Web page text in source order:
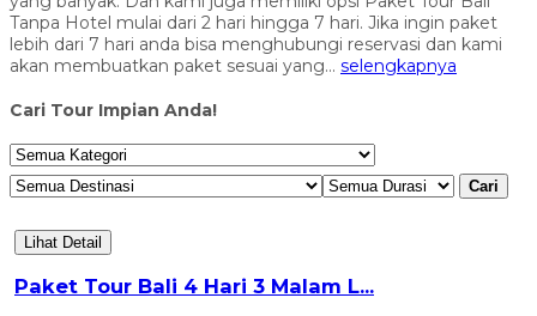
Tanpa Hotel mulai dari 2 hari hingga 7 hari. Jika ingin paket
lebih dari 7 hari anda bisa menghubungi reservasi dan kami
akan membuatkan paket sesuai yang... selengkapnya
Cari Tour Impian Anda!
Cari
Lihat Detail
Paket Tour Bali 4 Hari 3 Malam L...